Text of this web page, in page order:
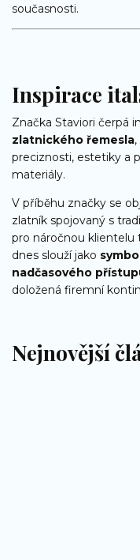
současnosti.
Inspirace
Značka Staviori čerpá
zlatnického řemesla
preciznosti, estetiky a
materiály.
V příběhu značky se
zlatník spojovaný s
pro náročnou klientelu
dnes slouží jako
nadčasového
doložená firemní
Nejnovější